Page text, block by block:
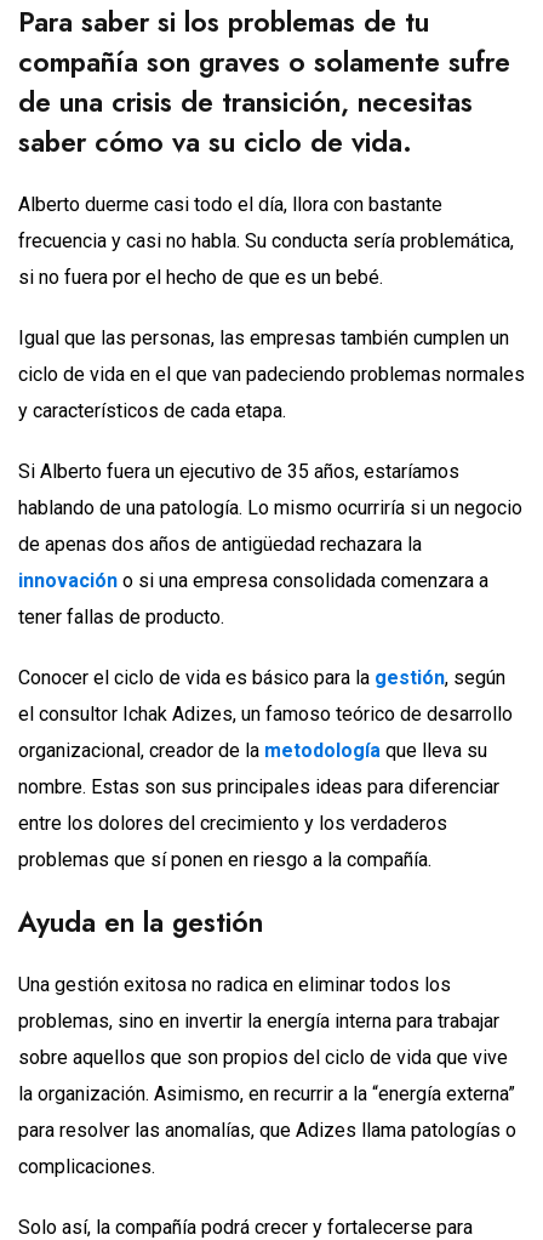
Para saber si los problemas de tu
compañía son graves o solamente sufre
de una crisis de transición, necesitas
saber cómo va su ciclo de vida.
Alberto duerme casi todo el día, llora con bastante
frecuencia y casi no habla. Su conducta sería problemática,
si no fuera por el hecho de que es un bebé.
Igual que las personas, las empresas también cumplen un
ciclo de vida en el que van padeciendo problemas normales
y característicos de cada etapa.
Si Alberto fuera un ejecutivo de 35 años, estaríamos
hablando de una patología. Lo mismo ocurriría si un negocio
de apenas dos años de antigüedad rechazara la
innovación o si una empresa consolidada comenzara a
tener fallas de producto.
Conocer el ciclo de vida es básico para la gestión, según
el consultor Ichak Adizes, un famoso teórico de desarrollo
organizacional, creador de la metodología que lleva su
nombre. Estas son sus principales ideas para diferenciar
entre los dolores del crecimiento y los verdaderos
problemas que sí ponen en riesgo a la compañía.
Ayuda en la gestión
Una gestión exitosa no radica en eliminar todos los
problemas, sino en invertir la energía interna para trabajar
sobre aquellos que son propios del ciclo de vida que vive
la organización. Asimismo, en recurrir a la “energía externa”
para resolver las anomalías, que Adizes llama patologías o
complicaciones.
Solo así, la compañía podrá crecer y fortalecerse para